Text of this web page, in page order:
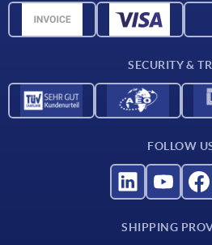
Material overview
SECURITY &
FOLLOW
SHIPPING